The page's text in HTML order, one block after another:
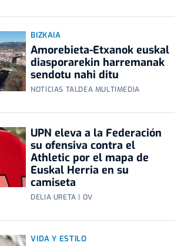
BIZKAIA
Amorebieta-Etxanok euskal
diasporarekin harremanak
sendotu nahi ditu
NOTICIAS TALDEA MULTIMEDIA
UPN eleva a la Federación
su ofensiva contra el
Athletic por el mapa de
Euskal Herria en su
camiseta
DELIA URETA | OV
VIDA Y ESTILO